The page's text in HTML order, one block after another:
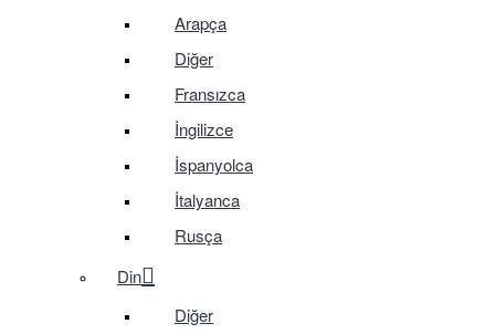
Arapça
Diğer
Fransızca
İngilizce
İspanyolca
İtalyanca
Rusça
Din
Diğer